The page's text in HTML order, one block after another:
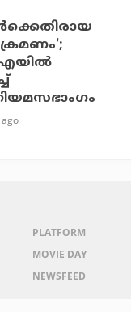
PLATFORM
MOVIE DAY
NEWSFEED